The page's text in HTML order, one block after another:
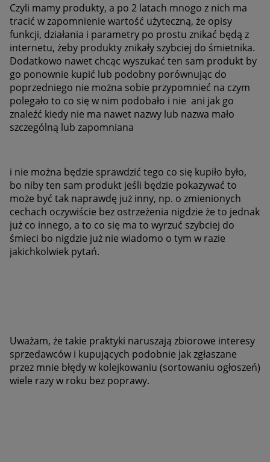
Czyli mamy produkty, a po 2 latach mnogo z nich ma
tracić w zapomnienie wartość użyteczną, że opisy
funkcji, działania i parametry po prostu znikać będą z
internetu, żeby produkty znikały szybciej do śmietnika.
Dodatkowo nawet chcąc wyszukać ten sam produkt by
go ponownie kupić lub podobny porównując do
poprzedniego nie można sobie przypomnieć na czym
polegało to co się w nim podobało i nie ani jak go
znaleźć kiedy nie ma nawet nazwy lub nazwa mało
szczególną lub zapomniana
i nie można będzie sprawdzić tego co się kupiło było,
bo niby ten sam produkt jeśli będzie pokazywać to
może być tak naprawdę już inny, np. o zmienionych
cechach oczywiście bez ostrzeżenia nigdzie że to jednak
już co innego, a to co się ma to wyrzuć szybciej do
śmieci bo nigdzie już nie wiadomo o tym w razie
jakichkolwiek pytań.
Uważam, że takie praktyki naruszają zbiorowe interesy
sprzedawców i kupujących podobnie jak zgłaszane
przez mnie błędy w kolejkowaniu (sortowaniu ogłoszeń)
wiele razy w roku bez poprawy.